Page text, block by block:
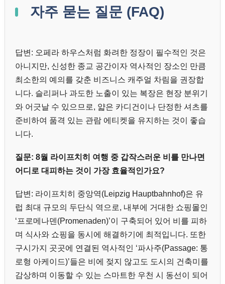
자주 묻는 질문 (FAQ)
답변: 오페라 하우스처럼 화려한 정장이 필수적인 것은
아니지만, 신성한 종교 공간이자 역사적인 장소인 만큼
최소한의 예의를 갖춘 비즈니스 캐주얼 차림을 권장합
니다. 슬리퍼나 과도한 노출이 있는 복장은 현장 분위기
와 어긋날 수 있으므로, 얇은 카디건이나 단정한 셔츠를
준비하여 품격 있는 관람 에티켓을 유지하는 것이 좋습
니다.
질문: 8월 라이프치히 여행 중 갑작스러운 비를 만나면
어디로 대피하는 것이 가장 효율적인가요?
답변: 라이프치히 중앙역(Leipzig Hauptbahnhof)은 유
럽 최대 규모의 두단식 역으로, 내부에 거대한 쇼핑몰인
‘프로메나덴(Promenaden)’이 구축되어 있어 비를 피하
며 식사와 쇼핑을 동시에 해결하기에 최적입니다. 또한
구시가지 곳곳에 연결된 역사적인 ‘파사주(Passage: 통
로형 아케이드)’들은 비에 젖지 않고도 도시의 건축미를
감상하며 이동할 수 있는 스마트한 우천 시 동선이 되어